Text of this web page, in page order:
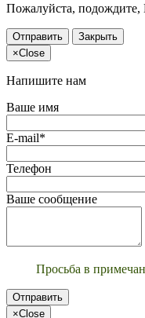
Пожалуйста, подождите,
Отправить
Закрыть
×Close
Напишите нам
Ваше имя
E-mail*
Телефон
Ваше сообщение
Просьба в
Отправить
×Close